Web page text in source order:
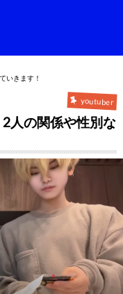
いきます！
youtuber
人の関係や性別な